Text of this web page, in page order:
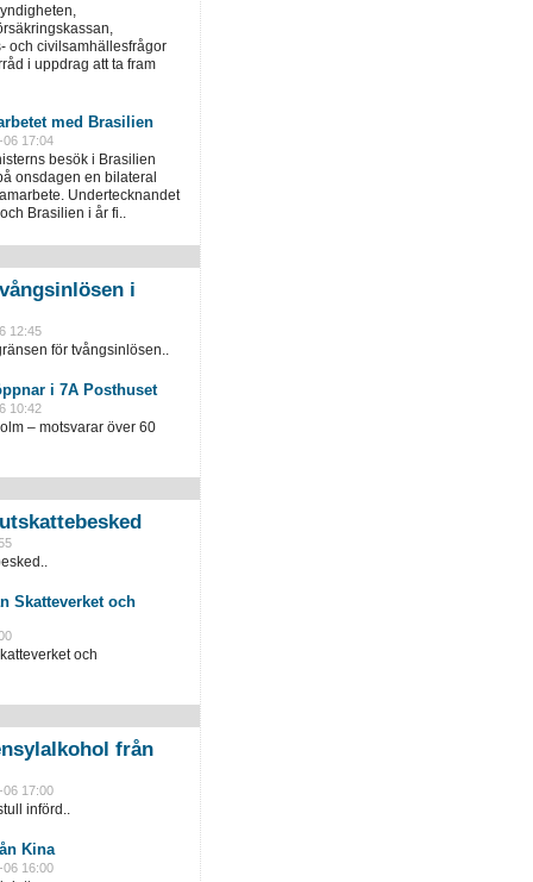
och civilsamhällesfrågor
i uppdrag att ta fram
med Brasilien
17:04
besök i Brasilien
onsdagen en bilateral
Undertecknandet
Brasilien i år fi..
i
12:45
för tvångsinlösen..
i 7A Posthuset
10:42
– motsvarar över 60
Skatteverket och
och
från
17:00
införd..
Kina
16:00